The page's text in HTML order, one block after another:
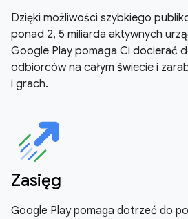
Dzięki możliwości szybkiego
ponad 2, 5 miliarda aktywnych
Google Play pomaga Ci docierać
odbiorców na całym świecie i
i grach.
Zasięg
Google Play pomaga dotrzeć do